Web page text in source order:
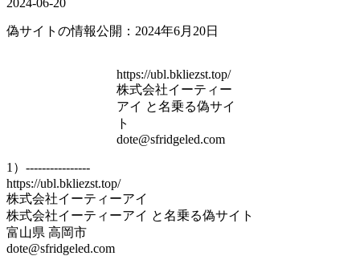
偽サイトの情報公開：2024年6月20日
https://ubl.bkliezst.top/
株式会社イーティー
アイ と名乗る偽サイ
ト
dote@sfridgeled.com
1）----------------
https://ubl.bkliezst.top/
株式会社イーティーアイ
株式会社イーティーアイ と名乗る偽サイト
富山県 高岡市
dote@sfridgeled.com